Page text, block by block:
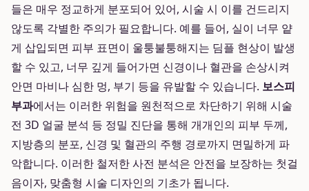
들은 매우 정교하게 분포되어 있어, 시술 시 이를 건드리지
않도록 각별한 주의가 필요합니다. 예를 들어, 실이 너무 얕
게 삽입되면 피부 표면이 울퉁불퉁해지는 딤플 현상이 발생
할 수 있고, 너무 깊게 들어가면 신경이나 혈관을 손상시켜
안면 마비나 심한 멍, 부기 등을 유발할 수 있습니다. 보스피
부과에서는 이러한 위험을 원천적으로 차단하기 위해 시술
전 3D 얼굴 분석 등 정밀 진단을 통해 개개인의 피부 두께,
지방층의 분포, 신경 및 혈관의 주행 경로까지 면밀하게 파
악합니다. 이러한 철저한 사전 분석은 안전을 보장하는 첫걸
음이자, 맞춤형 시술 디자인의 기초가 됩니다.